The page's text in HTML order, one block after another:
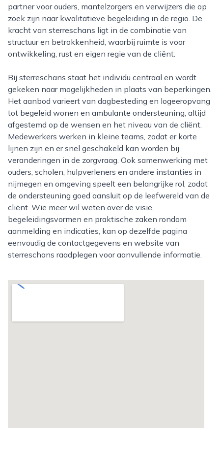
partner voor ouders, mantelzorgers en verwijzers die op
zoek zijn naar kwalitatieve begeleiding in de regio. De
kracht van sterreschans ligt in de combinatie van
structuur en betrokkenheid, waarbij ruimte is voor
ontwikkeling, rust en eigen regie van de cliënt.
Bij sterreschans staat het individu centraal en wordt
gekeken naar mogelijkheden in plaats van beperkingen.
Het aanbod varieert van dagbesteding en logeeropvang
tot begeleid wonen en ambulante ondersteuning, altijd
afgestemd op de wensen en het niveau van de cliënt.
Medewerkers werken in kleine teams, zodat er korte
lijnen zijn en er snel geschakeld kan worden bij
veranderingen in de zorgvraag. Ook samenwerking met
ouders, scholen, hulpverleners en andere instanties in
nijmegen en omgeving speelt een belangrijke rol, zodat
de ondersteuning goed aansluit op de leefwereld van de
cliënt. Wie meer wil weten over de visie,
begeleidingsvormen en praktische zaken rondom
aanmelding en indicaties, kan op dezelfde pagina
eenvoudig de contactgegevens en website van
sterreschans raadplegen voor aanvullende informatie.